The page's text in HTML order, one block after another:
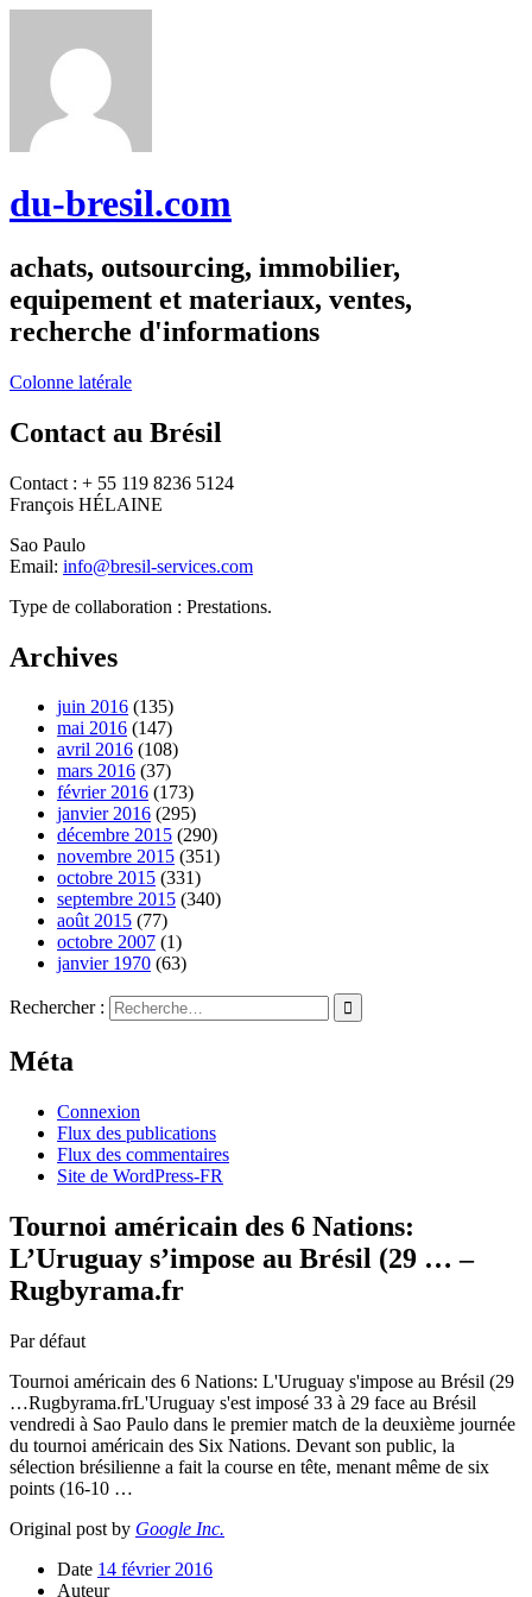
du-bresil.com
achats, outsourcing, immobilier,
equipement et materiaux, ventes,
recherche d'informations
Colonne latérale
Contact au Brésil
Contact : + 55 119 8236 5124
François HÉLAINE
Sao Paulo
Email: info@bresil-services.com
Type de collaboration : Prestations.
Archives
juin 2016 (135)
mai 2016 (147)
avril 2016 (108)
mars 2016 (37)
février 2016 (173)
janvier 2016 (295)
décembre 2015 (290)
novembre 2015 (351)
octobre 2015 (331)
septembre 2015 (340)
août 2015 (77)
octobre 2007 (1)
janvier 1970 (63)
Rechercher :
Méta
Connexion
Flux des publications
Flux des commentaires
Site de WordPress-FR
Tournoi américain des 6 Nations:
L’Uruguay s’impose au Brésil (29 … –
Rugbyrama.fr
Par défaut
Tournoi américain des 6 Nations: L'Uruguay s'impose au Brésil (29
…Rugbyrama.frL'Uruguay s'est imposé 33 à 29 face au Brésil
vendredi à Sao Paulo dans le premier match de la deuxième journée
du tournoi américain des Six Nations. Devant son public, la
sélection brésilienne a fait la course en tête, menant même de six
points (16-10 …
Original post by Google Inc.
Date 14 février 2016
Auteur